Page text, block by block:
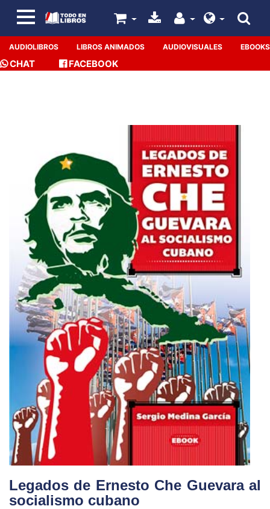
AUDIOLIBROS LIBROS ANIMADOS AUDIOVISUALES EBOOKS
CHAT FACEBOOK
Legados de Ernesto Che Guevara al
socialismo cubano